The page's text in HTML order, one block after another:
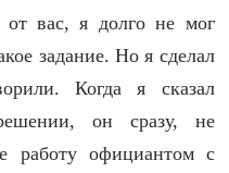
вас, я долго не мог
задание. Но я сделал
Когда я сказал
он сразу, не
работу официантом с